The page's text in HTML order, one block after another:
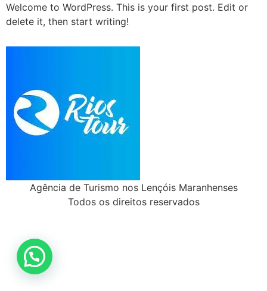
Welcome to WordPress. This is your first post. Edit or
delete it, then start writing!
Agência de Turismo nos Lençóis Maranhenses
Todos os direitos reservados